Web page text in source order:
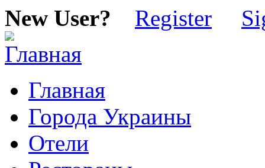
New User? Register
Главная
Города Украины
Отели